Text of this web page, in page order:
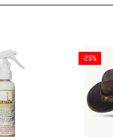
-25%